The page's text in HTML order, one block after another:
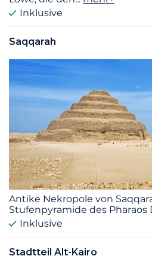
Inklusive
Saqqarah
Antike Nekropole von
Stufenpyramide des Pharaos
Inklusive
Stadtteil Alt-Kairo